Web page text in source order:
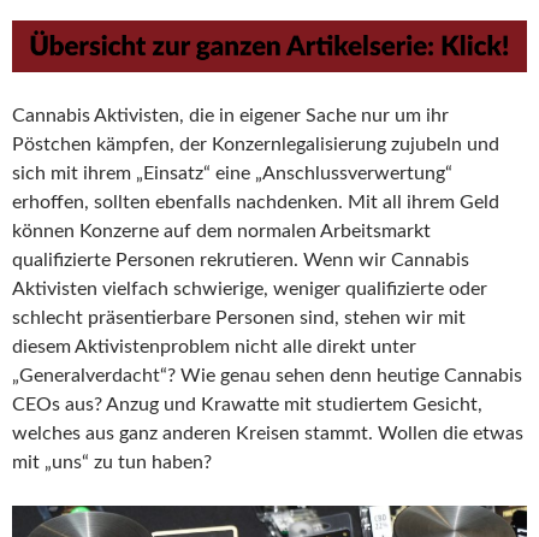
Cannabis Aktivisten, die in eigener Sache nur um ihr
Pöstchen kämpfen, der Konzernlegalisierung zujubeln und
sich mit ihrem „Einsatz“ eine „Anschlussverwertung“
erhoffen, sollten ebenfalls nachdenken. Mit all ihrem Geld
können Konzerne auf dem normalen Arbeitsmarkt
qualifizierte Personen rekrutieren. Wenn wir Cannabis
Aktivisten vielfach schwierige, weniger qualifizierte oder
schlecht präsentierbare Personen sind, stehen wir mit
diesem Aktivistenproblem nicht alle direkt unter
„Generalverdacht“? Wie genau sehen denn heutige Cannabis
CEOs aus? Anzug und Krawatte mit studiertem Gesicht,
welches aus ganz anderen Kreisen stammt. Wollen die etwas
mit „uns“ zu tun haben?